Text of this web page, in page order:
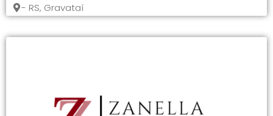
- RS, Gravataí